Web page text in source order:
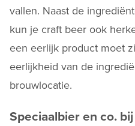
vallen. Naast de
kun je craft beer ook
een eerlijk product moet
eerlijkheid van de
brouwlocatie.
Speciaalbier en co.